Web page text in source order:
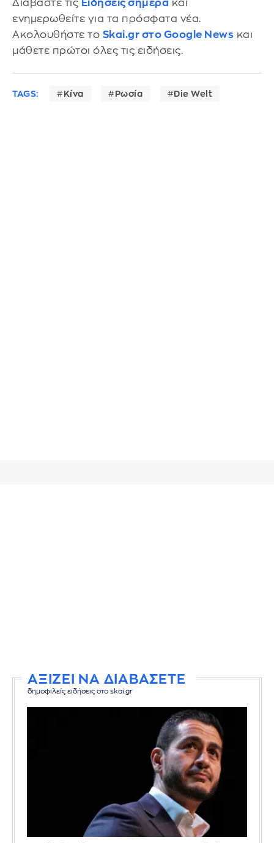
Διαβάστε τις Ειδήσεις σήμερα και
ενημερωθείτε για τα πρόσφατα νέα.
Ακολουθήστε το Skai.gr στο Google News και
μάθετε πρώτοι όλες τις ειδήσεις.
TAGS: Κίνα Ρωσία Die Welt
ΑΞΙΖΕΙ ΝΑ ΔΙΑΒΑΣΕΤΕ
δημοφιλείς ειδήσεις στο skai.gr